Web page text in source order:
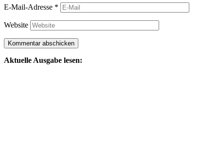
E-Mail-Adresse *
Website
Aktuelle Ausgabe lesen: